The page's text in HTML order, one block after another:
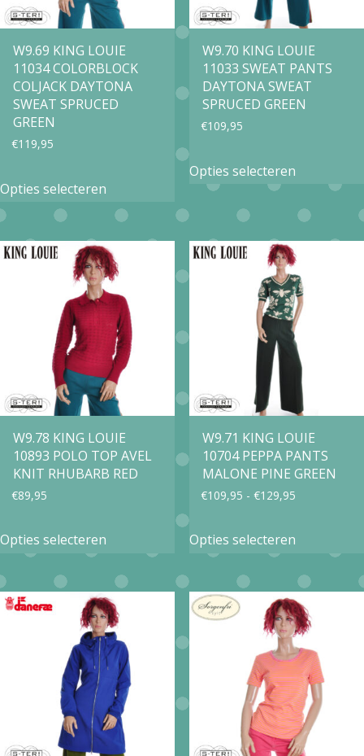
worden
op
de
productpagina
worden
op
de
W9.69 KING LOUIE
11034 COLORBLOCK
COLJACK DAYTONA
SWEAT SPRUCED
GREEN
€119,95
Opties selecteren
heeft
meerdere
variaties.
Deze
optie
kan
gekozen
worden
op
de
W9.70 KING LOUIE
11033 SWEAT PANTS
DAYTONA SWEAT
SPRUCED GREEN
€109,95
Opties selecteren
product
heeft
meerdere
variaties.
Deze
optie
kan
gekozen
worden
op
de
W9.78 KING LOUIE
10893 POLO TOP AVEL
KNIT RHUBARB RED
€89,95
Opties selecteren
product
heeft
meerdere
variaties.
Deze
optie
kan
gekozen
W9.71 KING LOUIE
10704 PEPPA PANTS
MALONE PINE GREEN
€109,95 - €129,95Prijsklasse:
tot
€129,95
Opties selecteren
product
heeft
meerdere
variaties.
Deze
optie
kan
gekozen